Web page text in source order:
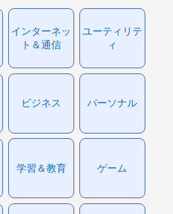
インターネッ
ト＆通信
ユーティリテ
ィ
ビジネス パーソナル
学習＆教育 ゲーム